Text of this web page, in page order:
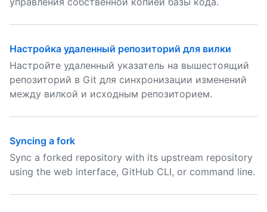
Настройка удаленный репозиторий для вилки
Настройте удаленный указатель на вышестоящий
репозиторий в Git для синхронизации изменений
между вилкой и исходным репозиторием.
Syncing a fork
Sync a forked repository with its upstream repository
using the web interface, GitHub CLI, or command line.